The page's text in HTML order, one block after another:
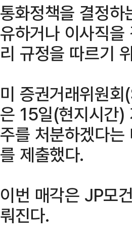
통화정책을 결정
유하거나 이사직
리 규정을 따르기
미 증권거래위원
은 15일(현지시간
주를 처분하겠다
를 제출했다.
이번 매각은 JP모
뤄진다.